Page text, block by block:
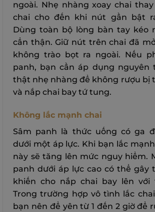
ngoài. Nhẹ nhàng xoay chai
chai cho đến khi nút gần bật
Dùng toàn bộ lòng bàn tay kéo
cẩn thận. Giữ nút trên chai đã
không trào bọt ra ngoài. Nếu
panh, bạn cần áp dụng nguyên
thật nhẹ nhàng để không rượu bị
và nắp chai bay tứ tung.
Không lắc mạnh chai
Sâm panh là thức uống có ga
dưới một áp lực. Khi bạn lắc
này sẽ tăng lên mức nguy hiểm.
panh dưới áp lực cao có thể gây
khiến cho nắp chai bay lên với
Trong trường hợp vô tình lắc
bạn nên để yên từ 1 đến 2 giờ để